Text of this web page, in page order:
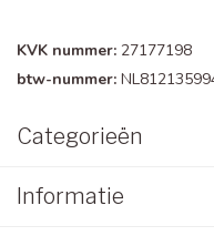
KVK nummer: 27177198
btw-nummer:
Categorieën
Informatie